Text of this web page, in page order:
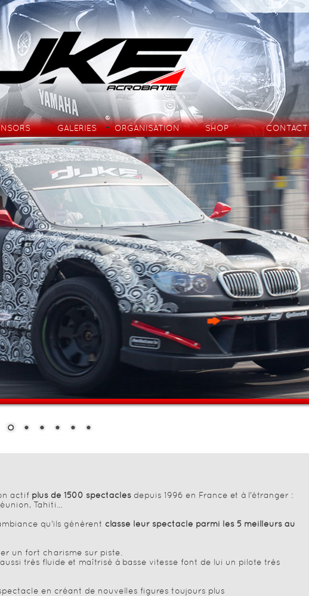
GALERIES ORGANISATION SHOP CONTACT
actif plus de 1500 spectacles depuis 1996 en France et à l'étranger :
Tahiti…
qu'ils génèrent classe leur spectacle parmi les 5 meilleurs au
un fort charisme sur piste.
très fluide et maîtrisé à basse vitesse font de lui un pilote très
en créant de nouvelles figures toujours plus